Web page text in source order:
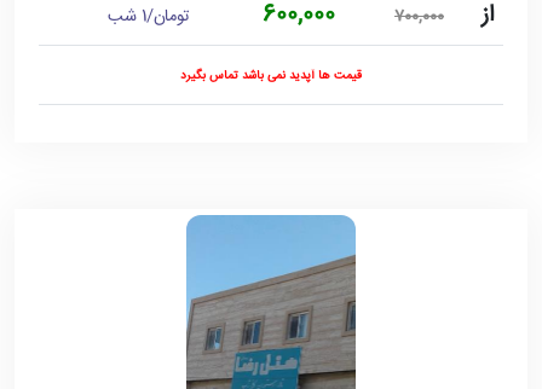
از 700,000
600,000 تومان/1 شب
قیمت ها آپدید نمی باشد تماس بگیرد